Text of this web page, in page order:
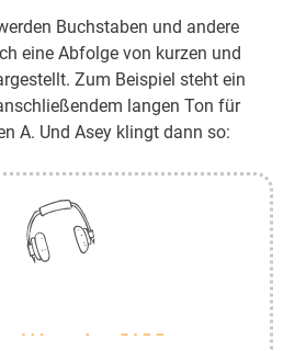
Buchstaben und andere
eine Abfolge von kurzen und
Zum Beispiel steht ein
langen Ton für
A. Und Asey klingt dann so: